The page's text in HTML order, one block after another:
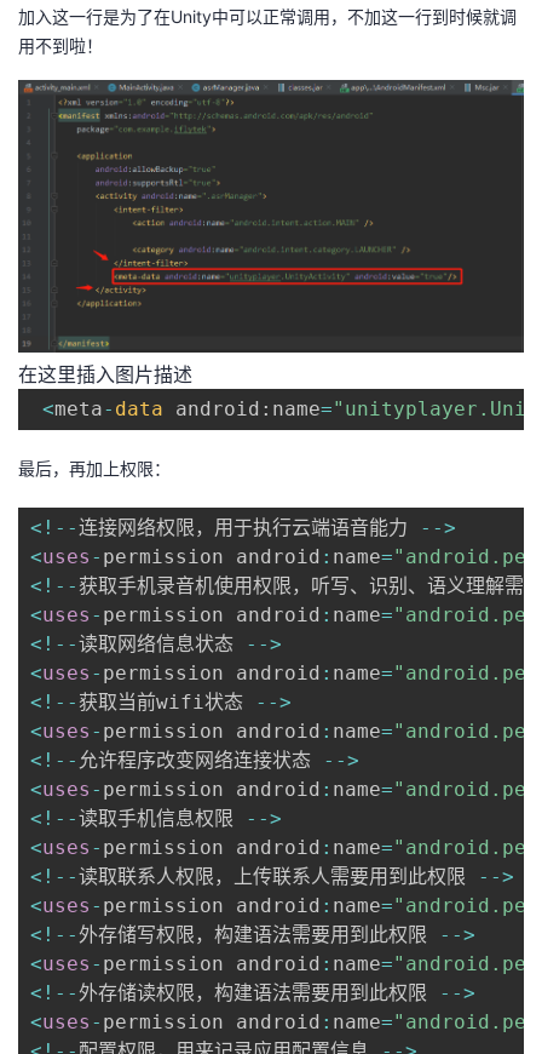
加入这一行是为了在Unity中可以正常调用，不加这一行到时候就调
用不到啦！
在这里插入图片描述
<meta- data android : name=
最后，再加上权限：
< ! --连接网络权限，用于执行云端语音能力 -->
<uses - permission android : name=
< ! -- 获取手机录音机使用权限，听写、识别、语义理解需
<uses - permission android : name=
< ! --读取网络信息状态 -->
<uses - permission android : name=
< ! -- 获取当前wifi状态 -->
<uses - permission android : name=
< ! -- 允许程序改变网络连接状态 -->
<uses - permission android : name=
< ! --读取手机信息权限 -->
<uses - permission android : name=
< ! --读取联系人权限，上传联系人需要用到此权限 -->
<uses - permission android : name=
< ! --外存储写权限，构建语法需要用到此权限 -->
<uses - permission android : name=
< ! --外存储读权限，构建语法需要用到此权限 -->
<uses - permission android : name=